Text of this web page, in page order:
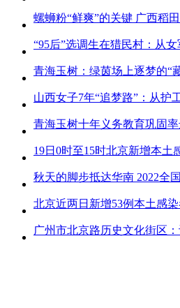
螺蛳粉“鲜爽”的关键 广西稻
“95后”选调生在猎民村：从
青海玉树：绿茵场上逐梦的“
山西女子7年“追梦路”：从护
青海玉树十年义务教育巩固率
北京近两日新增53例本土感
广州市北京路历史文化街区